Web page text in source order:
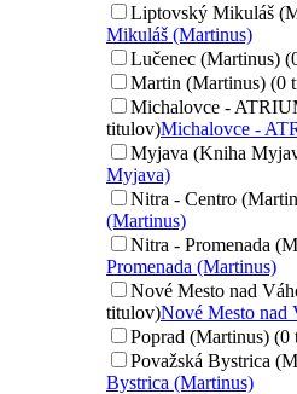
Liptovský Mikuláš
Mikuláš (Martinus)
Lučenec (Martinus)
Martin (Martinus) (0
Michalovce -
titulov)Michalovce -
Myjava (Kniha
Myjava)
Nitra - Centro
(Martinus)
Nitra - Promenada
Promenada (Martinus)
Nové Mesto nad
titulov)Nové Mesto nad
Poprad (Martinus) (0
Považská Bystrica
Bystrica (Martinus)